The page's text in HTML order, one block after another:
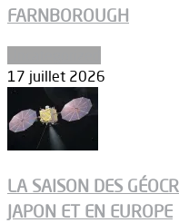
FARNBOROUGH
17 juillet 2026
LA SAISON DES
JAPON ET EN EUROPE